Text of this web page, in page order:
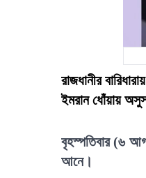
রাজধানীর
ইমরান ধোঁয়ায়
বৃহস্পতিবার (৬
আনে।